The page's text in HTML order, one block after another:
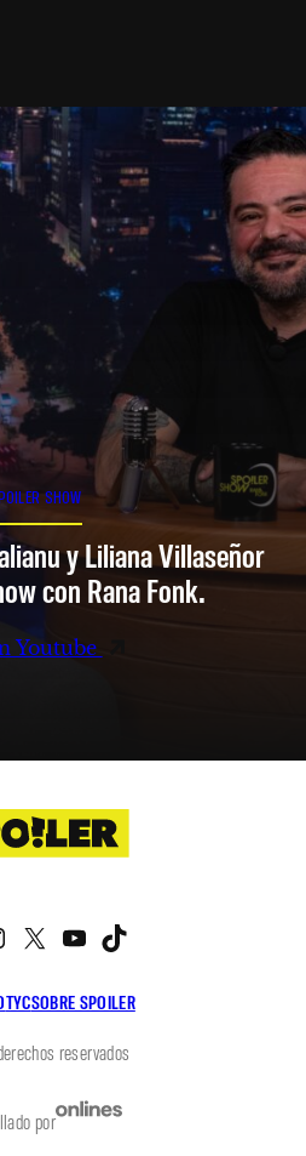
SHOW
y Liliana Villaseñor
con Rana Fonk.
Youtube
TYCSOBRE SPOILER
Instagram
X YouTube
reservados
por